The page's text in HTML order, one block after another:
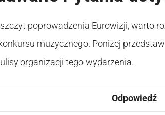
poprowadzenia Eurowizji, warto
muzycznego. Poniżej
organizacji tego wydarzenia.
Odpowiedź